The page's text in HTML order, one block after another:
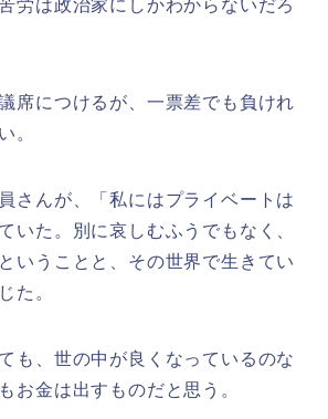
労は政治家にしかわからないだろ
席につけるが、一票差でも負けれ
。
さんが、「私にはプライベートは
いた。別に哀しむふうでもなく、
いうことと、その世界で生きてい
た。
も、世の中が良くなっているのな
お金は出すものだと思う。